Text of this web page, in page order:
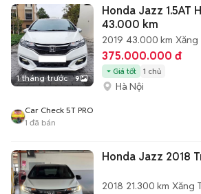
1 tháng trước 9
Honda Jazz 1.5AT
43.000 km
2019 43.000 km Xăng
375.000.000 đ
Giá tốt 1 chủ
Hà Nội
Car Check 5T PRO
1 đã bán
Honda Jazz 2018
2018 21.300 km Xăng